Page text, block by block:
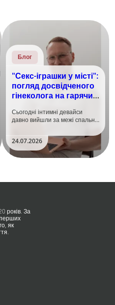
Блог
"Секс-іграшки у місті":
погляд досвідченого
гінеколога на гарячий
Сьогодні інтимні девайси
давно вийшли за межі спальні.
безшумні моторчики та
стильний дизайн перетворили
їх на гаджет, який багато хто
використовує, тестує у
24.07.2026
років. За
як